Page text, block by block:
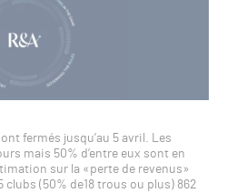
fermés jusqu’au 5 avril. Les
mais 50% d’entre eux sont en
sur la «perte de revenus»
(50% de18 trous ou plus) 862